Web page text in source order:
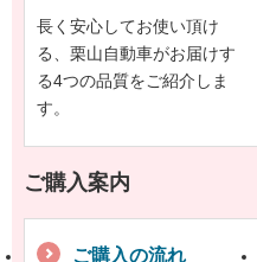
長く安心してお使い頂け
る、栗山自動車がお届けす
る4つの品質をご紹介しま
す。
ご購入案内
ご購入の流れ